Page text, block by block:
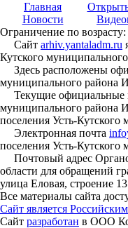
Главная
Новости
Ограничение по возрасту:
Сайт arhiv.yantaladm.ru
Кутского
Здесь расположены
муниципального района
Текущие официальные
муниципального района
поселения Усть-
Электронная почта
поселения Усть-
Почтовый адрес
области для обращений
улица Еловая, строение 13
Все материалы сайта
Сайт является
Сайт разработан в ООО